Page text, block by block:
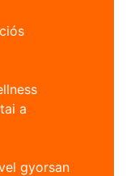
a
gyorsan